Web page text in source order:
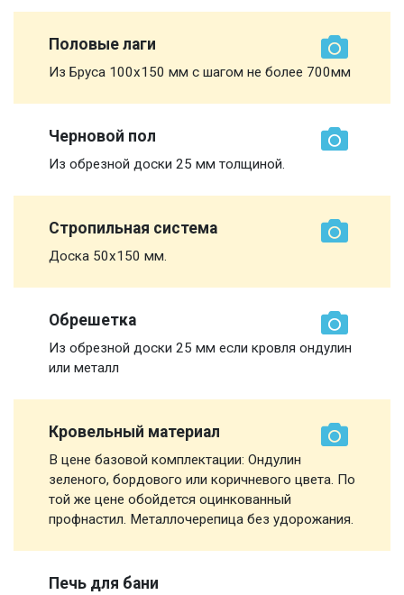
Половые лаги
Из Бруса 100х150 мм с шагом не более 700мм
Черновой пол
Из обрезной доски 25 мм толщиной.
Стропильная система
Доска 50х150 мм.
Обрешетка
Из обрезной доски 25 мм если кровля ондулин
или металл
Кровельный материал
В цене базовой комплектации: Ондулин
зеленого, бордового или коричневого цвета. По
той же цене обойдется оцинкованный
профнастил. Металлочерепица без удорожания.
Печь для бани